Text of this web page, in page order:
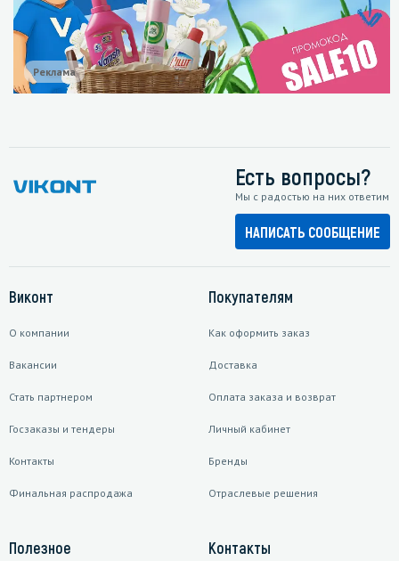
Реклама
Есть вопросы?
Мы с радостью на них ответим
НАПИСАТЬ СООБЩЕНИЕ
Виконт
О компании
Вакансии
Стать партнером
Госзаказы и тендеры
Контакты
Финальная распродажа
Покупателям
Как оформить заказ
Доставка
Оплата заказа и возврат
Личный кабинет
Бренды
Отраслевые решения
Полезное Контакты